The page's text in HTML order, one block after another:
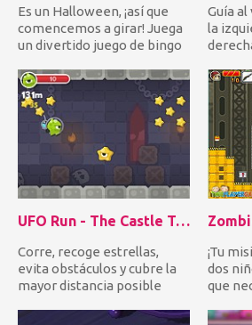
Es un Halloween, ¡así que
comencemos a girar! Juega
un divertido juego de bingo
Guía
la
UFO Run - The Castle Tower
Corre, recoge estrellas,
evita obstáculos y cubre la
mayor distancia posible
¡Tu
dos
que